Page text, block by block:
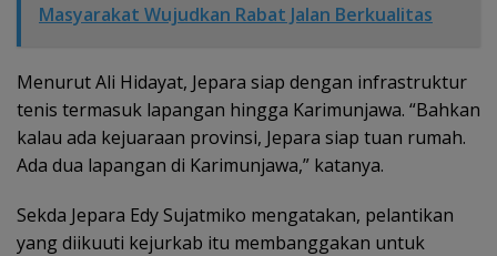
Masyarakat Wujudkan Rabat Jalan Berkualitas
Menurut Ali Hidayat, Jepara siap dengan infrastruktur
tenis termasuk lapangan hingga Karimunjawa. “Bahkan
kalau ada kejuaraan provinsi, Jepara siap tuan rumah.
Ada dua lapangan di Karimunjawa,” katanya.
Sekda Jepara Edy Sujatmiko mengatakan, pelantikan
yang diikuuti kejurkab itu membanggakan untuk